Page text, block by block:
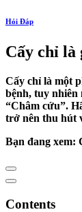
Hỏi Đáp
Cấy chỉ là
Cấy chỉ là một
bệnh, tuy nhiên
“Châm cứu”.
trở nên thu hút
Bạn đang xem:
Contents